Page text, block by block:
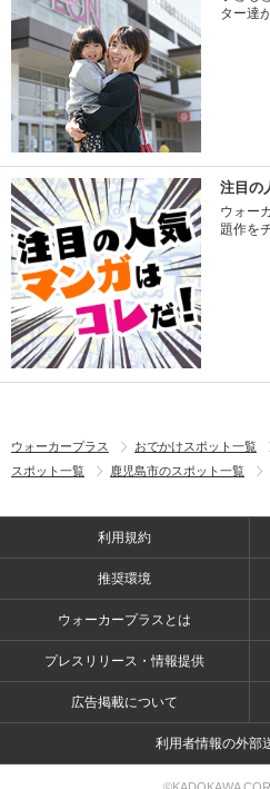
ター達
注目の
ウォー
題作を
ウォーカープラス おでかけスポット一覧
スポット一覧
鹿児島市のスポット一覧
利用規約
推奨環境
ウォーカープラスとは
プレスリリース・情報提供
広告掲載について
利用者情報の外部